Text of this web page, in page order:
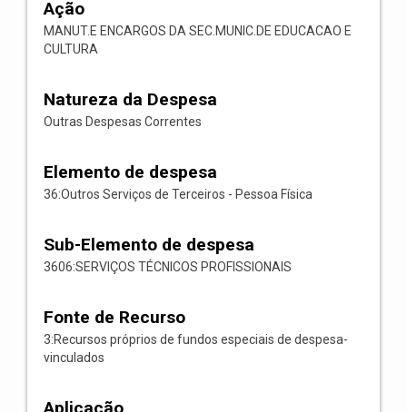
Ação
MANUT.E ENCARGOS DA SEC.MUNIC.DE EDUCACAO E
CULTURA
Natureza da Despesa
Outras Despesas Correntes
Elemento de despesa
36:Outros Serviços de Terceiros - Pessoa Física
Sub-Elemento de despesa
3606:SERVIÇOS TÉCNICOS PROFISSIONAIS
Fonte de Recurso
3:Recursos próprios de fundos especiais de despesa-
vinculados